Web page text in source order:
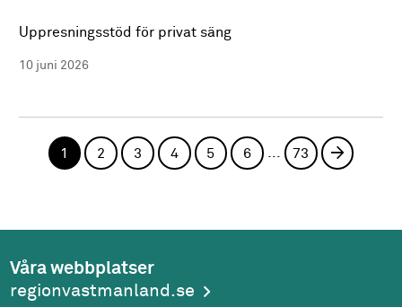
Uppresningsstöd för privat säng
10 juni 2026
1 2 3 4 5 6 ... 73 Nästa
Våra webbplatser
regionvastmanland.se